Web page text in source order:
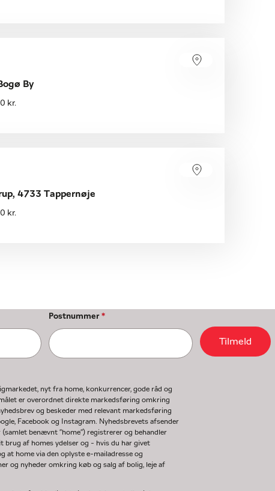
By
kr.
4733 Tappernøje
kr.
Postnummer*
Tilmeld
nyt fra home, konkurrencer, gode råd og
er overordnet direkte markedsføring omkring
og beskeder med relevant markedsføring
Facebook og Instagram. Nyhedsbrevets afsender
benævnt "home") registrerer og behandler
brug af homes ydelser og - hvis du har givet
home via den oplyste e-mailadresse og
og nyheder omkring køb og salg af bolig, leje af